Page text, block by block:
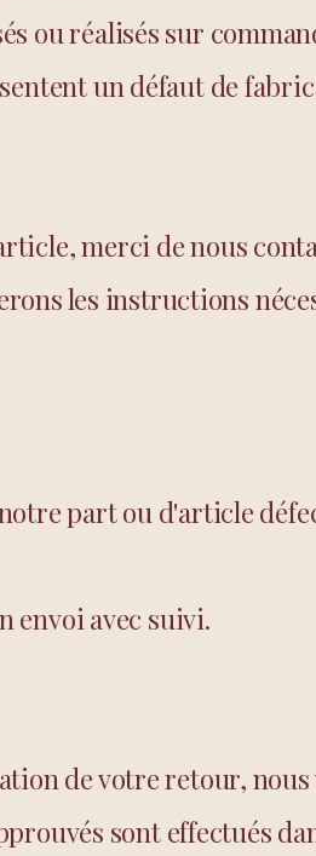
ou réalisés sur
un défaut de
merci de nous
les instructions
part ou d'article
envoi avec suivi.
de votre retour,
sont effectués